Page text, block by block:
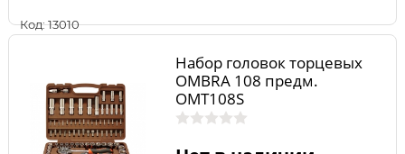
Код: 13010
Набор головок торцевых
OMBRA 108 предм.
OMT108S